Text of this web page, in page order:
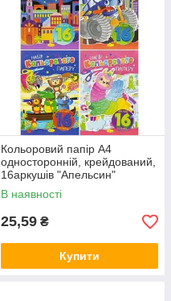
Кольоровий папір А4
односторонній, крейдований,
16аркушів "Апельсин"
офсет,скоба АП-1202 MZOPT
В наявності
25,59 ₴
Купити